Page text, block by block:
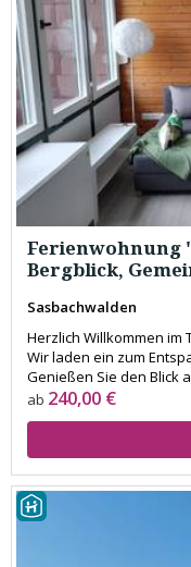
Ferienwohnung
Bergblick,
Sasbachwalden
Herzlich Willkommen
Wir laden ein zum
Genießen Sie den Blick
ab 240,00 €